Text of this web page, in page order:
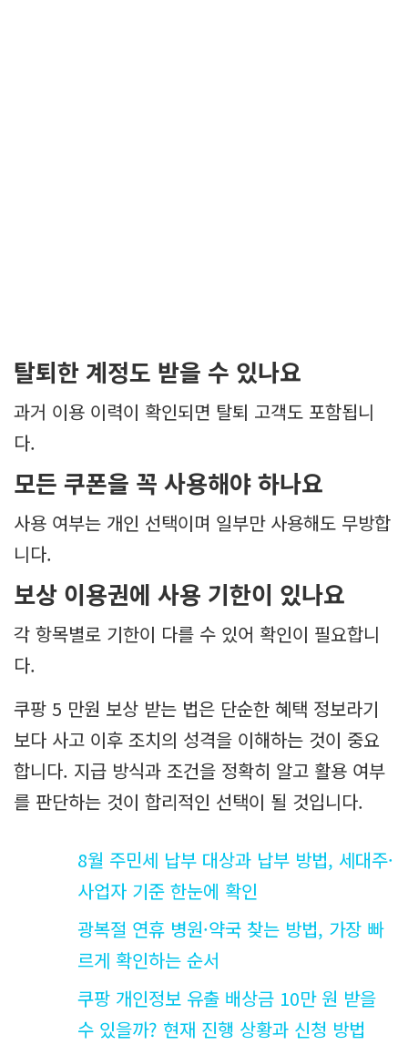
탈퇴한 계정도 받을 수 있나요
과거 이용 이력이 확인되면 탈퇴 고객도 포함됩니
다.
모든 쿠폰을 꼭 사용해야 하나요
사용 여부는 개인 선택이며 일부만 사용해도 무방합
니다.
보상 이용권에 사용 기한이 있나요
각 항목별로 기한이 다를 수 있어 확인이 필요합니
다.
쿠팡 5 만원 보상 받는 법은 단순한 혜택 정보라기
보다 사고 이후 조치의 성격을 이해하는 것이 중요
합니다. 지급 방식과 조건을 정확히 알고 활용 여부
를 판단하는 것이 합리적인 선택이 될 것입니다.
8월 주민세 납부 대상과 납부 방법, 세대주·
사업자 기준 한눈에 확인
광복절 연휴 병원·약국 찾는 방법, 가장 빠
르게 확인하는 순서
쿠팡 개인정보 유출 배상금 10만 원 받을
수 있을까? 현재 진행 상황과 신청 방법